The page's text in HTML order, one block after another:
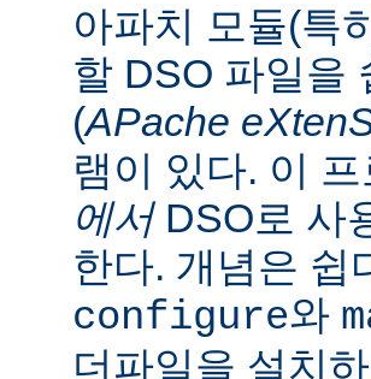
아파치 모듈(특
할 DSO 파일을
(APache
램이 있다. 이
에서DSO로 사
한다. 개념은 쉽
configure와
더파일을 설치